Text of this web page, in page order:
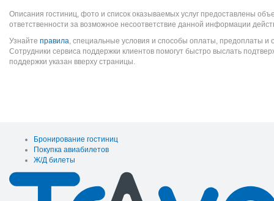
Описания гостиниц, фото и список оказываемых услуг предоставлены
ответственности за возможное несоответствие данной информации
Узнайте правила, специальные условия и способы оплаты, предоплаты и
Сотрудники сервиса поддержки клиентов помогут быстро выслать
поддержки указан вверху страницы.
Бронирование гостиниц
Покупка авиабилетов
Ж/Д билеты